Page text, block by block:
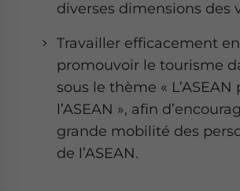
diverses dimensions des
Travailler efficacement
promouvoir le tourisme
sous le thème « L’ASEAN
l’ASEAN », afin
grande mobilité des
de l’ASEAN.